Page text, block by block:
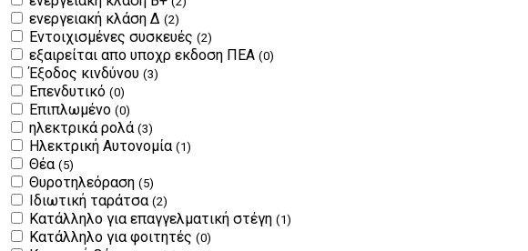
ενεργειακή κλάση Δ (2)
Εντοιχισμένες συσκευές (2)
εξαιρείται απο υποχρ εκδοση ΠΕΑ (0)
Έξοδος κινδύνου (3)
Επενδυτικό (0)
Επιπλωμένο (0)
ηλεκτρικά ρολά (3)
Ηλεκτρική Αυτονομία (1)
Θέα (5)
Θυροτηλεόραση (5)
Ιδιωτική ταράτσα (2)
Κατάλληλο για επαγγελματική στέγη (1)
Κατάλληλο για φοιτητές (0)